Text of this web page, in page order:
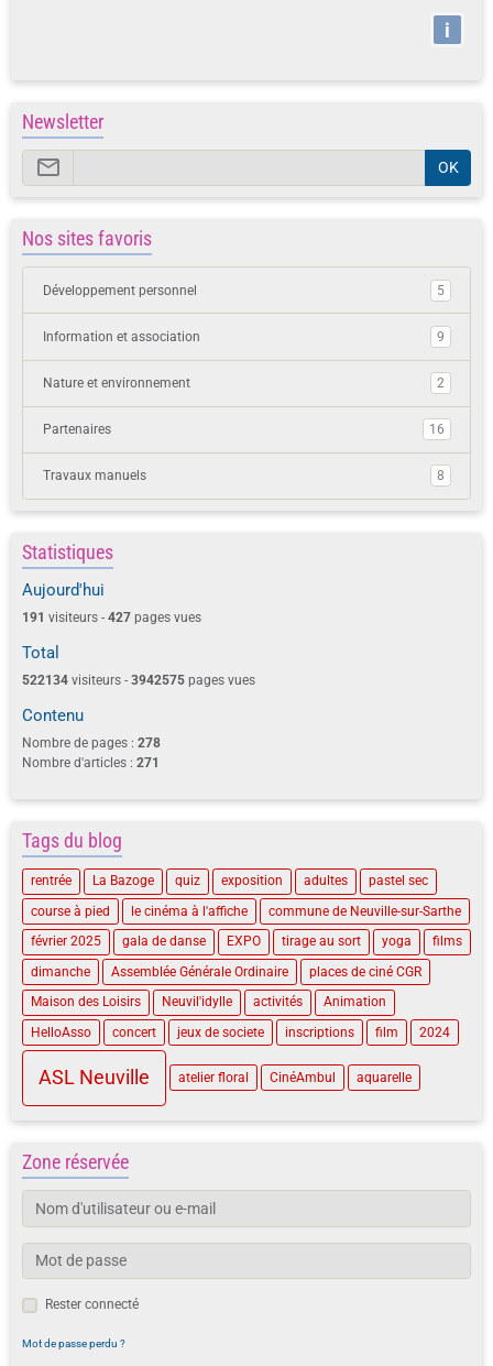
i
Newsletter
OK
Nos sites favoris
Développement personnel 5
Information et association 9
Nature et environnement 2
Partenaires 16
Travaux manuels 8
Statistiques
Aujourd'hui
191 visiteurs - 427 pages vues
Total
522134 visiteurs - 3942575 pages vues
Contenu
Nombre de pages : 278
Nombre d'articles : 271
Tags du blog
rentrée La Bazoge quiz exposition adultes
pastel sec
course à pied
le cinéma à l'affiche
commune de Neuville-sur-Sarthe
février 2025
gala de danse EXPO tirage au sort yoga
films
dimanche
Assemblée Générale Ordinaire
places de ciné CGR
Maison des Loisirs
Neuvil'idylle activités
Animation
HelloAsso
concert jeux de societe inscriptions film 2024
ASL Neuville atelier floral CinéAmbul aquarelle
Zone réservée
Rester connecté
Mot de passe perdu ?